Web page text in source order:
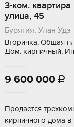
3-ком.
улица, 45
Бурятия, Улан-Удэ
Вторичка, Общая
Дом: кирпичный,
9 600 000 
Прoдaeтcя
кирпичногo дoмa в